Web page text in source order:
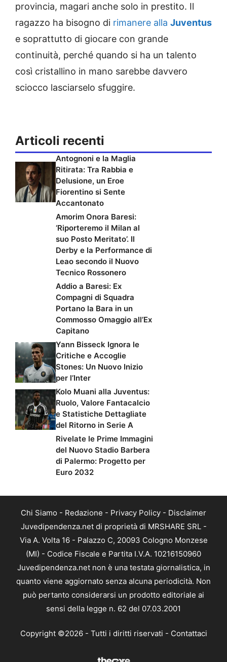
provincia, magari anche solo in prestito. Il
ragazzo ha bisogno di rimanere alla Juventus
e soprattutto di giocare con grande
continuità, perché quando si ha un talento
così cristallino in mano sarebbe davvero
sciocco lasciarselo sfuggire.
Articoli recenti
Antognoni e la Maglia
Ritirata: Tra Rabbia e
Delusione, un Eroe
Fiorentino si Sente
Accantonato
Amorim Onora Baresi:
‘Riporteremo il Milan al
suo Posto Meritato’. Il
Derby e la Performance di
Leao secondo il Nuovo
Tecnico Rossonero
Addio a Baresi: Ex
Compagni di Squadra
Portano la Bara in un
Commosso Omaggio all’Ex
Capitano
Yann Bisseck Ignora le
Critiche e Accoglie
Stones: Un Nuovo Inizio
per l’Inter
Kolo Muani alla Juventus:
Ruolo, Valore Fantacalcio
e Statistiche Dettagliate
del Ritorno in Serie A
Rivelate le Prime Immagini
del Nuovo Stadio Barbera
di Palermo: Progetto per
Euro 2032
Chi Siamo - Redazione - Privacy Policy - Disclaimer
Juvedipendenza.net di proprietà di MRSHARE SRL -
Via A. Volta 16 - Palazzo C, 20093 Cologno Monzese
(MI) - Codice Fiscale e Partita I.V.A. 10216150960
Juvedipendenza.net non è una testata giornalistica, in
quanto viene aggiornato senza alcuna periodicità. Non
può pertanto considerarsi un prodotto editoriale ai
sensi della legge n. 62 del 07.03.2001
Copyright ©2026 - Tutti i diritti riservati - Contattaci